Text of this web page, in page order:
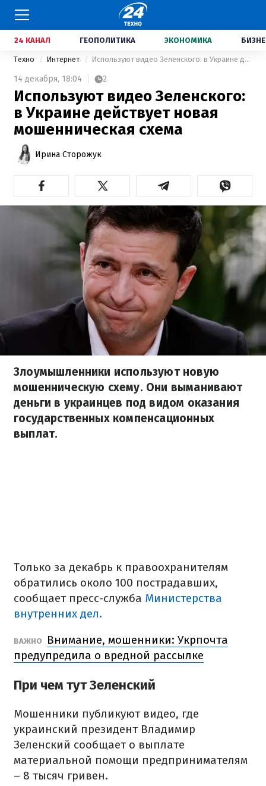
24 КАНАЛ ГЕОПОЛИТИКА ЭКОНОМИКА
Техно Интернет Используют видео Зеленского: в Украине действует новая мошенническая схема
14 декабря, 18:04 2
Используют видео Зеленского:
в Украине действует новая
мошенническая схема
Ирина Сторожук
Злоумышленники используют новую
мошенническую схему. Они выманивают
деньги в украинцев под видом оказания
государственных компенсационных
выплат.
Только за декабрь к правоохранителям
обратились около 100 пострадавших,
сообщает пресс-служба Министерства
внутренних дел.
ВАЖНО
Внимание, мошенники: Укрпочта
предупредила о вредной рассылке
При чем тут Зеленский
Мошенники публикуют видео, где
украинский президент Владимир
Зеленский сообщает о выплате
материальной помощи предпринимателям
– 8 тысяч гривен.